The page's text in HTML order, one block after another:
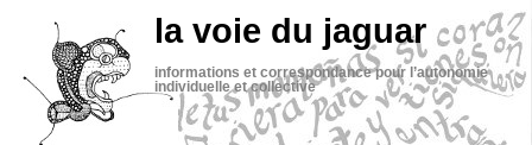
la voie du jaguar
informations et correspondance pour l’autonomie
individuelle et collective